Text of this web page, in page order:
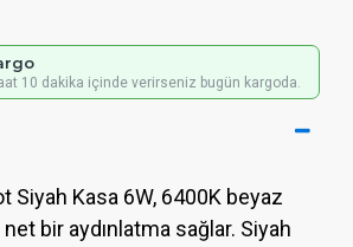
10 dakika içinde verirseniz bugün kargoda.
Siyah Kasa 6W, 6400K beyaz
net bir aydınlatma sağlar. Siyah